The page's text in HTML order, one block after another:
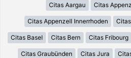
Citas Aargau Citas
Citas Appenzell Innerrhoden
Citas Basel Citas Bern Citas Fribourg
Citas Graubünden Citas Jura